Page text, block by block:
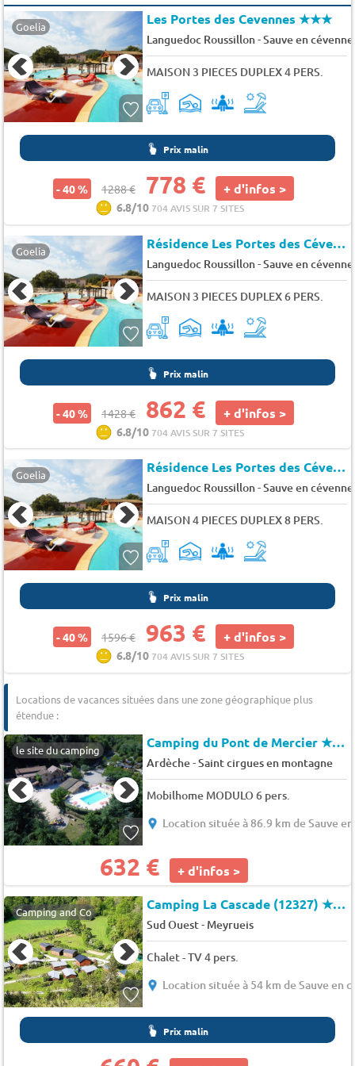
Goelia Les Portes des Cevennes★★★
Languedoc Roussillon-Sauve en
MAISON 3 PIECES DUPLEX 4 PERS.
Prix malin
- 40 % 1288 € 778 € + d'infos >
6.8/10704 AVIS SUR 7 SITES
Goelia Résidence Les Portes des Cévennes (4174)
Languedoc Roussillon-Sauve en
MAISON 3 PIECES DUPLEX 6 PERS.
Prix malin
- 40 % 1428 € 862 € + d'infos >
6.8/10704 AVIS SUR 7 SITES
Goelia Résidence Les Portes des Cévennes
Languedoc Roussillon-Sauve en
MAISON 4 PIECES DUPLEX 8 PERS.
Prix malin
- 40 % 1596 € 963 € + d'infos >
6.8/10704 AVIS SUR 7 SITES
Locations de vacances situées dans une zone géographique plus
étendue :
le site du camping Camping du Pont de Mercier★★★
Ardèche-Saint cirgues en montagne
Mobilhome MODULO 6 pers.
Location située à 86.9 km de Sauve
632 € + d'infos >
Camping and Co Camping La Cascade (12327)★★★
Sud Ouest- Meyrueis
Chalet - TV 4 pers.
Location située à 54 km de Sauve en
Prix malin